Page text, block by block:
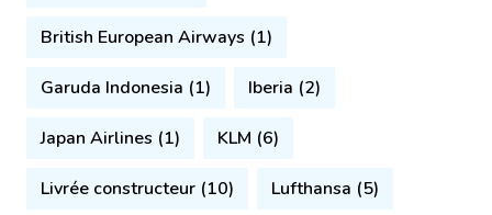
British European Airways (1)
Garuda Indonesia (1) Iberia (2)
Japan Airlines (1) KLM (6)
Livrée constructeur (10) Lufthansa (5)